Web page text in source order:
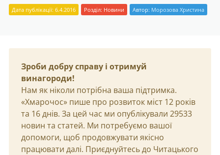
Дата публікації: 6.4.2016 Розділ: Новини Автор: Морозова Христина
Зроби добру справу і отримуй
винагороди!
Нам як ніколи потрібна ваша підтримка.
«Хмарочос» пише про розвиток міст 12 років
та 16 днів. За цей час ми опублікували 29533
новин та статей. Ми потребуємо вашої
допомоги, щоб продовжувати якісно
працювати далі. Приєднуйтесь до Читацького